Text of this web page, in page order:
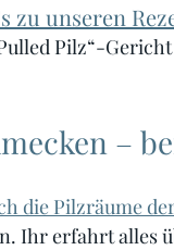
zu unseren
Pilz“-
–
die Pilzräume
Ihr erfahrt alles